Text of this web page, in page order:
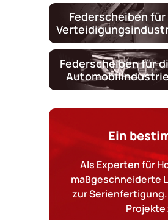
Federscheiben für
Federscheiben für
Automobilindustrie
Ein
Als Experten für
maßgeschneiderte
zur